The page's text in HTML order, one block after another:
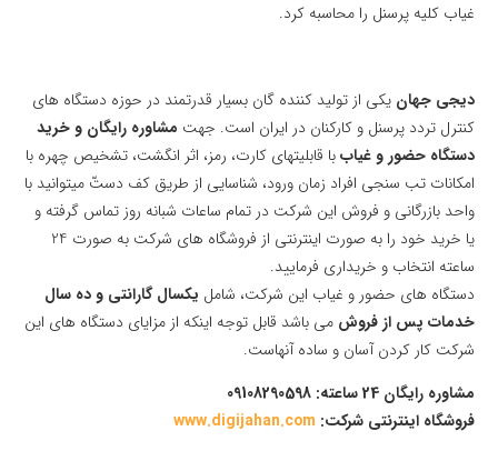
غياب کليه پرسنل را محاسبه کرد.
دیجی جهان یکی از تولید کننده گان بسیار قدرتمند در حوزه دستگاه های
کنترل تردد پرسنل و کارکنان در ایران است. جهت مشاوره رایگان و خرید
دستگاه حضور و غیاببا قابلیتهای کارت، رمز، اثر انگشت، تشخیص چهره با
امکانات تب سنجی افراد زمان ورود، شناسایی از طریق کف دستّ میتوانید با
واحد بازرگانی و فروش این شرکت در تمام ساعات شبانه روز تماس گرفته و
یا خرید خود را به صورت اینترنتی از فروشگاه های شرکت به صورت 24
ساعته انتخاب و خریداری فرمایید.
دستگاه های حضور و غیاب این شرکت، شامل یکسال گارانتی و ده سال
خدمات پس از فروش می باشد قابل توجه اینکه از مزایای دستگاه های این
شرکت کار کردن آسان و ساده آنهاست.
مشاوره رایگان 24 ساعته: 09108290598
فروشگاه اینترنتی شرکت: www.digijahan.com